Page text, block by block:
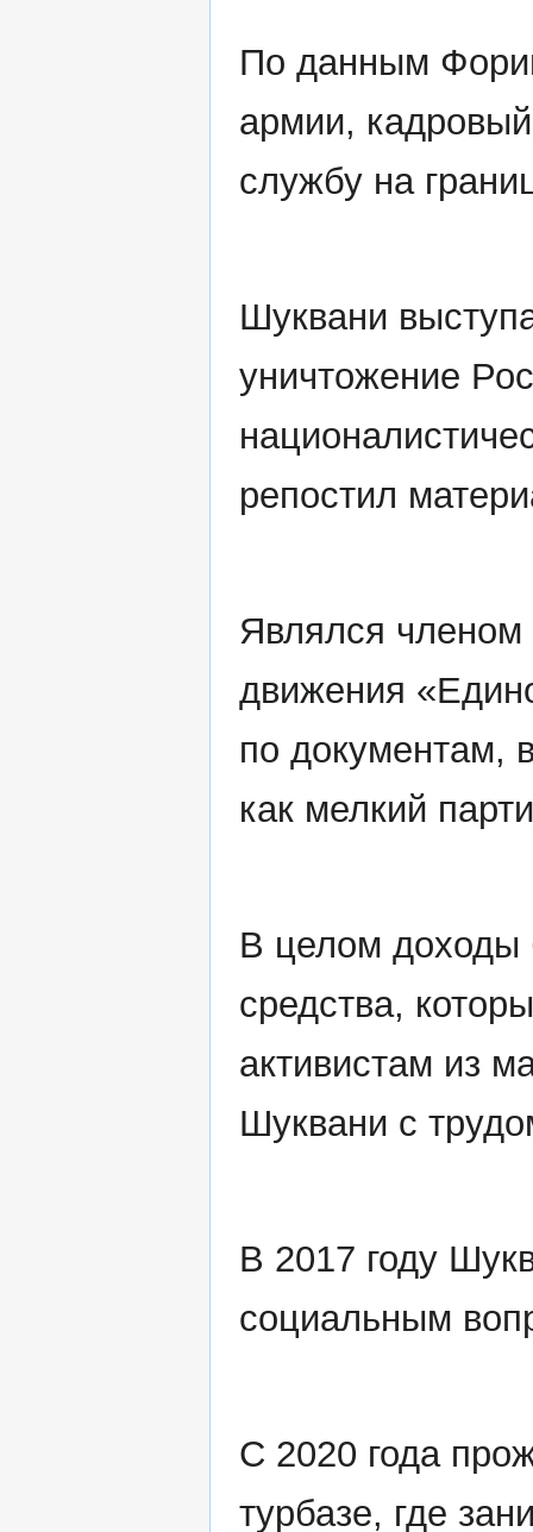
По данным
армии,
службу на
Шуквани
уничтожение
репостил
Являлся членом
движения
по документам,
как мелкий
В целом
средства,
активистам из
Шуквани с
В 2017 году
социальным
С 2020 года
турбазе, где